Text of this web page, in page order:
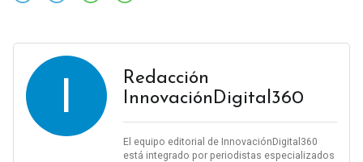
I
Redacción
InnovaciónDigital360
El equipo editorial de InnovaciónDigital360
está integrado por periodistas especializados